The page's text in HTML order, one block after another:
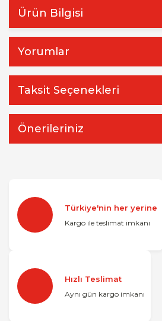
Ürün Bilgisi
Yorumlar
Taksit Seçenekleri
Önerileriniz
Türkiye'nin her yerine
Kargo ile teslimat imkanı
Hızlı Teslimat
Aynı gün kargo imkanı